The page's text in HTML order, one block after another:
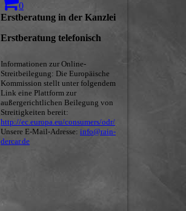
0
Erstberatung in der Kanzlei
Erstberatung telefonisch
Informationen zur Online-
Streitbeilegung: Die Europäische
Kommission stellt unter folgendem
Link eine Plattform zur
außergerichtlichen Beilegung von
Streitigkeiten bereit:
http://ec.europa.eu/consumers/odr/
Unsere E-Mail-Adresse: info@rain-
dercar.de